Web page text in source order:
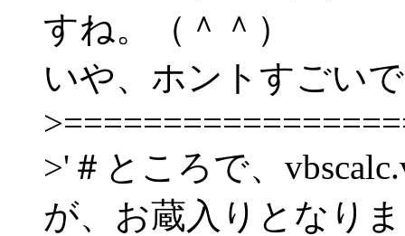
すね。（＾＾）
いや、ホントすごい
>'＃ところで、
が、お蔵入りとなり